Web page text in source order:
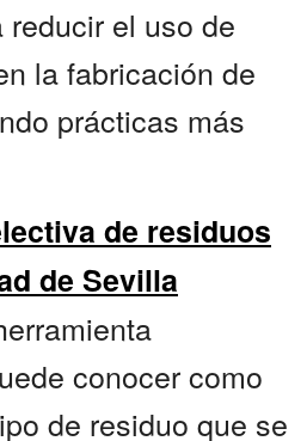
el uso de
la fabricación de
prácticas más
de residuos
de Sevilla
conocer como
de residuo que se